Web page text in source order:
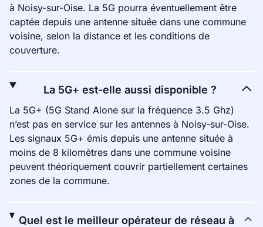
à Noisy-sur-Oise. La 5G pourra éventuellement être
captée depuis une antenne située dans une commune
voisine, selon la distance et les conditions de
couverture.
La 5G+ est-elle aussi disponible ?
La 5G+ (5G Stand Alone sur la fréquence 3.5 Ghz)
n’est pas en service sur les antennes à Noisy-sur-Oise.
Les signaux 5G+ émis depuis une antenne située à
moins de 8 kilomètres dans une commune voisine
peuvent théoriquement couvrir partiellement certaines
zones de la commune.
Quel est le meilleur opérateur de réseau à